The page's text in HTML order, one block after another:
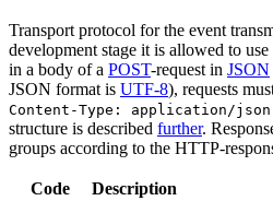
Transport protocol for the event
development stage it is allowed to use
in a body of a POST-request in JSON
JSON format is UTF-8), requests
Content-Type: application/
structure is described further.
groups according to the HTTP-
Code Description